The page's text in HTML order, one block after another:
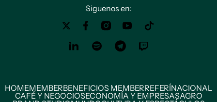
Siguenos en:
HOMEMEMBERBENEFICIOS MEMBERREFERÍNACIONAL
CAFÉ Y NEGOCIOSECONOMÍA Y EMPRESASAGRO